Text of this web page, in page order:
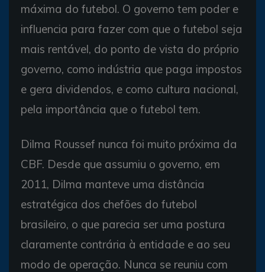
máxima do futebol. O governo tem poder e
influencia para fazer com que o futebol seja
mais rentável, do ponto de vista do próprio
governo, como indústria que paga impostos
e gera dividendos, e como cultura nacional,
pela importância que o futebol tem.
Dilma Roussef nunca foi muito próxima da
CBF. Desde que assumiu o governo, em
2011, Dilma manteve uma distância
estratégica dos chefões do futebol
brasileiro, o que parecia ser uma postura
claramente contrária à entidade e ao seu
modo de operação. Nunca se reuniu com